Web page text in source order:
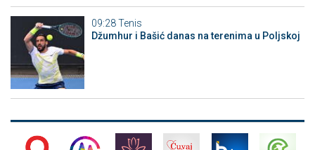
09:28Tenis
Džumhur i Bašić danas na terenima u Poljskoj